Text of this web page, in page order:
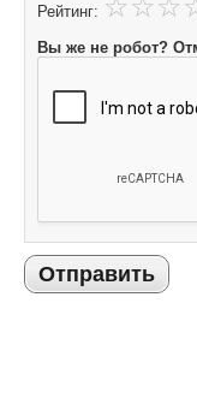
Рейтинг:
Вы же не робот?
Отправить